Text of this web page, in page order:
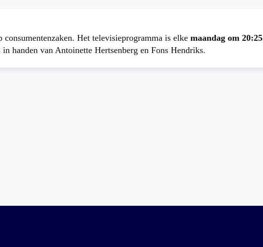
Het televisieprogramma is elke maandag om 20:25
handen van Antoinette Hertsenberg en Fons Hendriks.